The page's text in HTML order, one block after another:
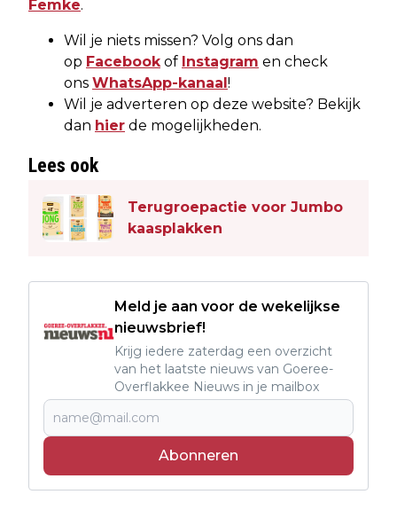
Femke.
Wil je niets missen? Volg ons dan
op Facebookof Instagram en check
ons WhatsApp-kanaal !
Wil je adverteren op deze website? Bekijk
dan hier de mogelijkheden.
Lees ook
Terugroepactie voor Jumbo
kaasplakken
Meld je aan voor de wekelijkse
nieuwsbrief!
Krijg iedere zaterdag een overzicht
van het laatste nieuws van Goeree-
Overflakkee Nieuws in je mailbox
Abonneren